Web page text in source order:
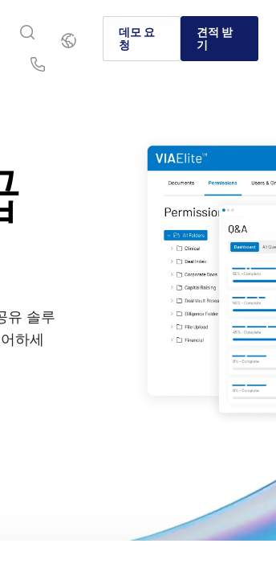
자 분야 기업들이 Intralinks를 선택하는 이
메이킹, 대체 투자 및 자본 시장에서 안전하게
는 검증된 AI 기반 플랫폼에 대해 알아보세요.
알아보기
텐츠를 안전하고 통제된 방식으로 공유하고,
방법을 알아보세요.
알아보기
즈니스 요구 사항을 플랫폼과 솔루션으로 안
을 살펴보세요.
알아보기
전 세계 은행, 딜메이킹 및 자본 시장에서 인수
달, 투자자 보고를 위한 안전한 정보 공유를 어
보세요.
인
데모 요
청
견적 받
기
유 솔루
하세